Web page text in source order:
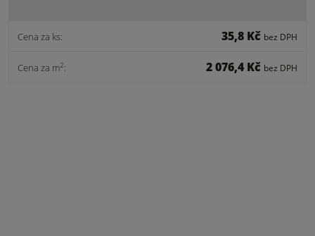
Cena za ks: 35,8 Kč bez DPH
Cena za m2: 2 076,4 Kč bez DPH